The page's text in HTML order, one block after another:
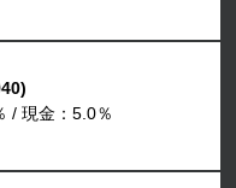
/ 現金：5.0％